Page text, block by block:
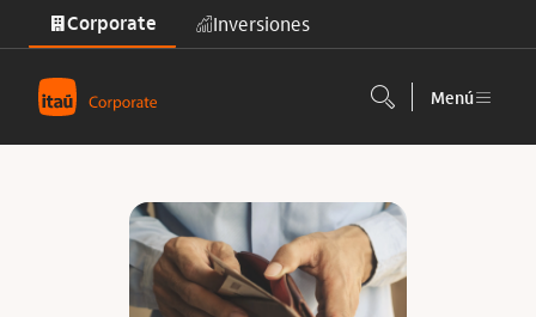
Saltar al contenido principal
Corporate Inversiones
Menú